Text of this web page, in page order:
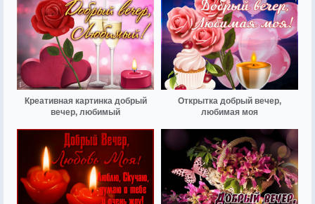
Креативная картинка добрый
вечер, любимый
Открытка добрый вечер,
любимая моя